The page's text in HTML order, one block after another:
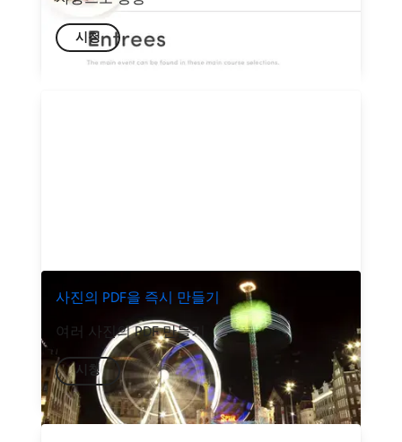
시청
사진의 PDF을 즉시 만들기
여러 사진의 PDF 만들기
시청